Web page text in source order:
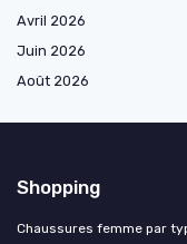
Avril 2026
Juin 2026
Août 2026
Shopping
Chaussures femme par